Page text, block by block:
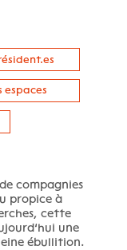
espaces
compagnies
propice à
cette
une
ébullition.